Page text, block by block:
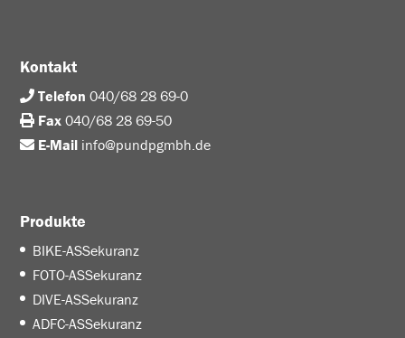
Kontakt
Telefon 040/68 28 69-0
Fax 040/68 28 69-50
E-Mail info@pundpgmbh.de
Produkte
BIKE-ASSekuranz
FOTO-ASSekuranz
DIVE-ASSekuranz
ADFC-ASSekuranz